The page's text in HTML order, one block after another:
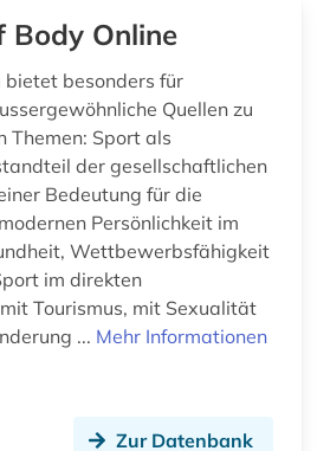
zeitschriftenaufsatz (5)
zentralbibliothek (1)
zitationsdatenbank (1)
Body Online
bietet besonders für
Quellen zu
Themen: Sport als
der gesellschaftlichen
Bedeutung für die
Persönlichkeit im
Wettbewerbsfähigkeit
im direkten
Tourismus, mit Sexualität
... Mehr Informationen
Zur Datenbank